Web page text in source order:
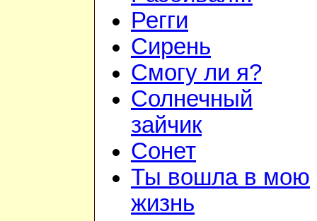
Регги
Сирень
Смогу ли я?
Солнечный
зайчик
Сонет
Ты вошла в мою
жизнь